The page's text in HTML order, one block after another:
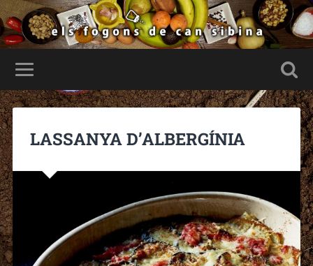
LASSANYA D’ALBERGÍNIA